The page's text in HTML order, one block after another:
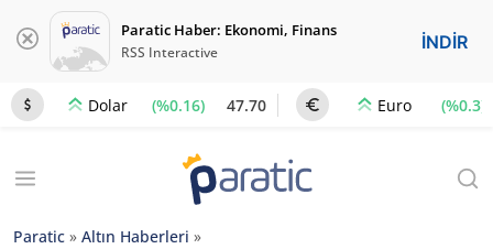
Paratic Haber: Ekonomi, Finans
RSS Interactive İNDİR
Dolar (%0.16) 47.70 Euro (%0.3)
Paratic » Altın Haberleri »